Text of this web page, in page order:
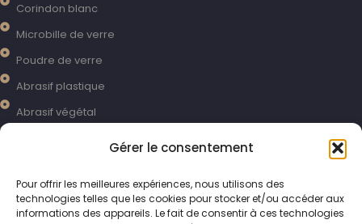
Gérer le consentement
Pour offrir les meilleures expériences, nous utilisons des
technologies telles que les cookies pour stocker et/ou accéder aux
informations des appareils. Le fait de consentir à ces technologies
Corindon blanc
Microbille de verre
Poudre de verre
Abrasif plastique
Abrasif végétal
Bille céramique
Sable perdu pour sablage en extérieur